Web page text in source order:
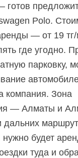
готов
Polo.
— от 19
где угодно.
парковку,
компания. Зона
— Алматы и
дальних
нужно будет
туда и